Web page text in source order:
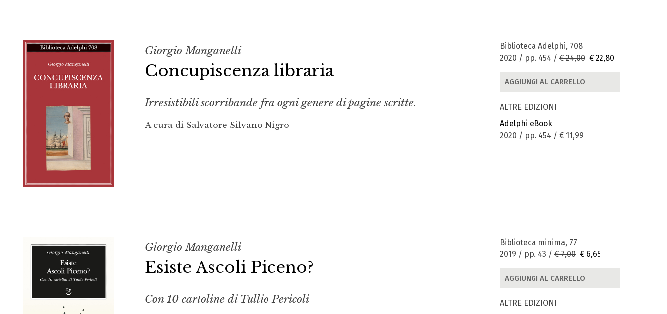
Giorgio Manganelli
Concupiscenza libraria
Irresistibili scorribande fra ogni genere di pagine scritte.
A cura di Salvatore Silvano Nigro
Biblioteca Adelphi, 708
2020 / pp. 454 / € 24,00 € 22,80
AGGIUNGI AL CARRELLO
ALTRE EDIZIONI
Adelphi eBook
2020 / pp. 454 / € 11,99
Giorgio Manganelli
Esiste Ascoli Piceno?
Con 10 cartoline di Tullio Pericoli
Biblioteca minima, 77
2019 / pp. 43 / € 7,00 € 6,65
AGGIUNGI AL CARRELLO
ALTRE EDIZIONI